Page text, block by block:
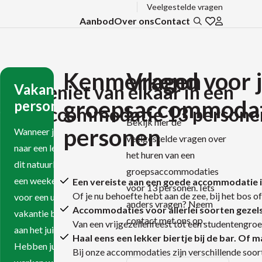
AanbodOver onsContact Zoeken
Ga naar
Inloggen
Veelgestelde vragen
Het
ultieme
teamweekend
voor 13
personen
Het kan best lastig zijn
om het perfecte uitje
”Geniet van elkaar in een
13
Vakantiehuis 13
personen
Wanneer je op zoek bent
naar een leuk uitje, hoeft
dit natuurlijk niet perse
een weekend te zijn. Ook
voor een uitgebreide
vakantie ben je bij ons
aan het juiste adres.
Hebben jullie na hard
Kenmerkend voor
personen
Een vereiste aan een goede accommodatie
Of je nu behoefte hebt aan de zee, bij het bos
Accommodaties voor allerlei soorten
Van een vrijgezellenfeest tot een
Haal eens een lekker biertje bij de bar. Of
Bij onze accommodaties zijn verschillende
Vragen
Bekijk hier de
veelgestelde vragen over
het huren van een
groepsaccommodaties
voor 13 personen. Iets
anders vragen? Neem
contact met ons op.